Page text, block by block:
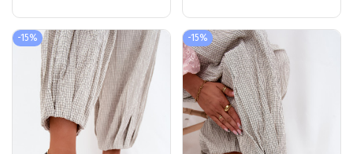
SS274002 HI-POLY
SYSTEM
-15% -15%